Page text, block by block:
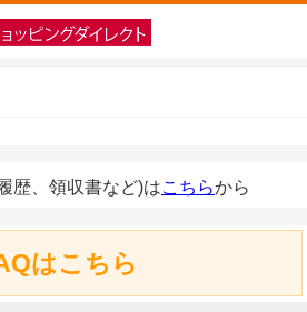
歴、領収書など)はこちらから
はこちら